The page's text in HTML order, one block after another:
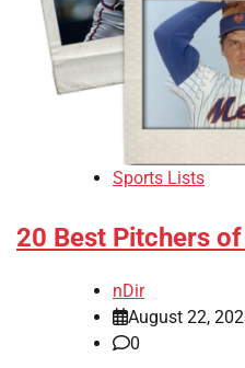
Sports Lists
20 Best Pitchers
nDir
August 22,
0